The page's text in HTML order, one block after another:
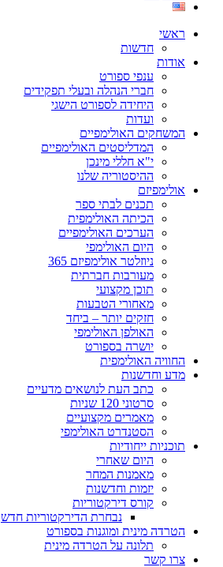
ראשי
חדשות
אודות
ענפי ספורט
חברי הנהלה ובעלי תפקידים
היחידה לספורט הישגי
ועדות
המשחקים האולימפיים
המדליסטים האולימפיים
י"א חללי מינכן
ההיסטוריה שלנו
אולימפיזם
תכנים לבתי ספר
הכיתה האולימפית
הערכים האולימפיים
היום האולימפי
ניוזלטר אולימפיזם 365
מעורבות חברתית
תוכן מקצועי
מאחורי הטבעות
חזקים יותר – ביחד
האולפן האולימפי
יושרה בספורט
החוויה האולימפית
מדע וחדשנות
כתב העת לנושאים מדעיים
סרטוני 120 שניות
מאמרים מקצועיים
הסטנדרט האולימפי
תוכניות ייחודיות
היום שאחרי
מאמנות המחר
יזמות וחדשנות
קורס דירקטוריות
נבחרת הדירקטוריות חדש
הטרדה מינית ומוגנות בספורט
תלונה על הטרדה מינית
צרו קשר